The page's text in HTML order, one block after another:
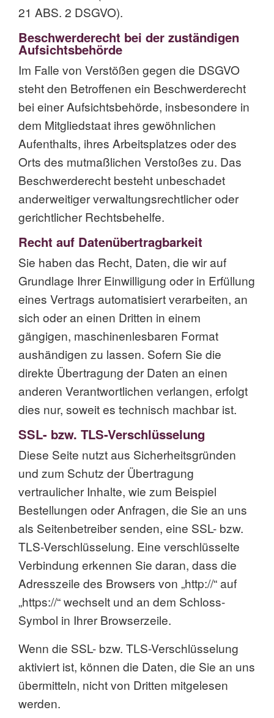
21 ABS. 2 DSGVO).
Beschwerde­recht bei der zuständigen
Aufsichts­behörde
Im Falle von Verstößen gegen die DSGVO
steht den Betroffenen ein Beschwerderecht
bei einer Aufsichtsbehörde, insbesondere in
dem Mitgliedstaat ihres gewöhnlichen
Aufenthalts, ihres Arbeitsplatzes oder des
Orts des mutmaßlichen Verstoßes zu. Das
Beschwerderecht besteht unbeschadet
anderweitiger verwaltungsrechtlicher oder
gerichtlicher Rechtsbehelfe.
Recht auf Daten­übertrag­barkeit
Sie haben das Recht, Daten, die wir auf
Grundlage Ihrer Einwilligung oder in Erfüllung
eines Vertrags automatisiert verarbeiten, an
sich oder an einen Dritten in einem
gängigen, maschinenlesbaren Format
aushändigen zu lassen. Sofern Sie die
direkte Übertragung der Daten an einen
anderen Verantwortlichen verlangen, erfolgt
dies nur, soweit es technisch machbar ist.
SSL- bzw. TLS-Verschlüsselung
Diese Seite nutzt aus Sicherheitsgründen
und zum Schutz der Übertragung
vertraulicher Inhalte, wie zum Beispiel
Bestellungen oder Anfragen, die Sie an uns
als Seitenbetreiber senden, eine SSL- bzw.
TLS-Verschlüsselung. Eine verschlüsselte
Verbindung erkennen Sie daran, dass die
Adresszeile des Browsers von „http://“ auf
„https://“ wechselt und an dem Schloss-
Symbol in Ihrer Browserzeile.
Wenn die SSL- bzw. TLS-Verschlüsselung
aktiviert ist, können die Daten, die Sie an uns
übermitteln, nicht von Dritten mitgelesen
werden.